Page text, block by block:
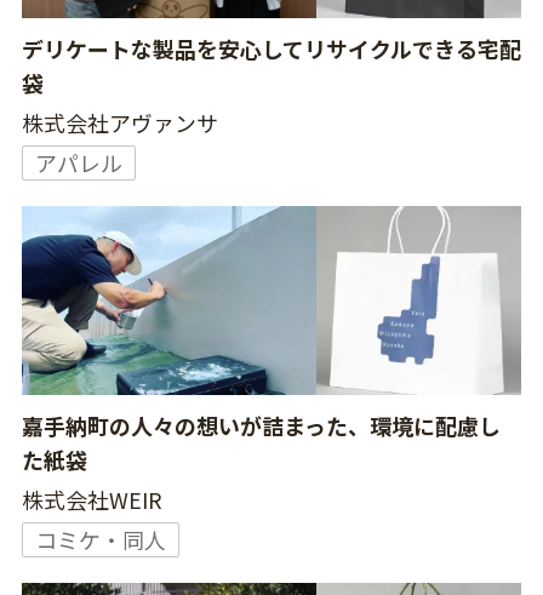
デリケートな製品を安心してリサイクルできる宅配
袋
株式会社アヴァンサ
アパレル
嘉手納町の人々の想いが詰まった、環境に配慮し
た紙袋
株式会社WEIR
コミケ・同人